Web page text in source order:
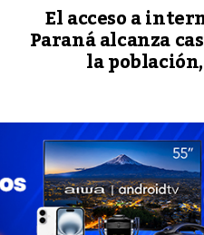
El acceso a
Paraná alcanza
la